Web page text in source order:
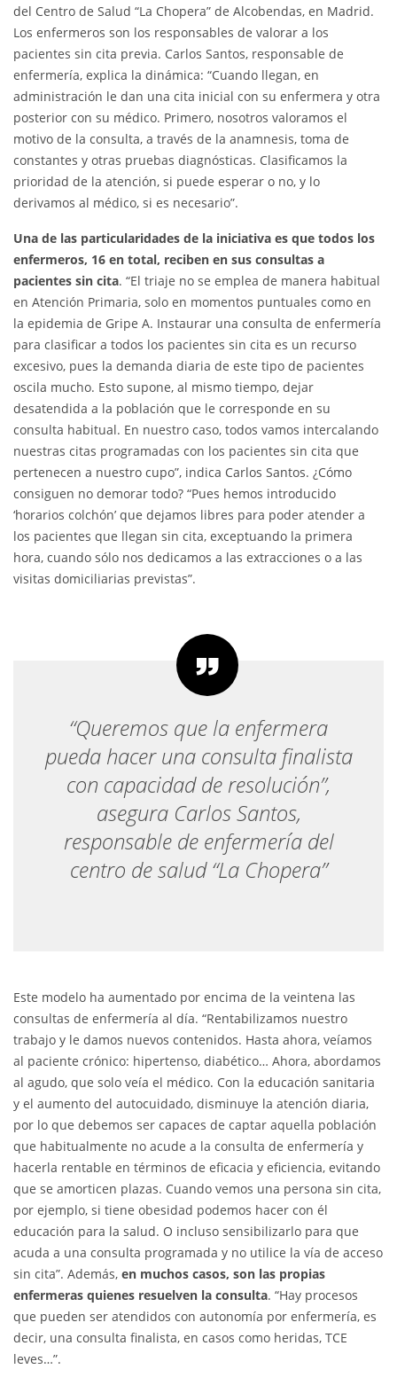
del Centro de Salud “La Chopera” de Alcobendas, en Madrid.
Los enfermeros son los responsables de valorar a los
pacientes sin cita previa. Carlos Santos, responsable de
enfermería, explica la dinámica: “Cuando llegan, en
administración le dan una cita inicial con su enfermera y otra
posterior con su médico. Primero, nosotros valoramos el
motivo de la consulta, a través de la anamnesis, toma de
constantes y otras pruebas diagnósticas. Clasificamos la
prioridad de la atención, si puede esperar o no, y lo
derivamos al médico, si es necesario”.
Una de las particularidades de la iniciativa es que todos los
enfermeros, 16 en total, reciben en sus consultas a
pacientes sin cita. “El triaje no se emplea de manera habitual
en Atención Primaria, solo en momentos puntuales como en
la epidemia de Gripe A. Instaurar una consulta de enfermería
para clasificar a todos los pacientes sin cita es un recurso
excesivo, pues la demanda diaria de este tipo de pacientes
oscila mucho. Esto supone, al mismo tiempo, dejar
desatendida a la población que le corresponde en su
consulta habitual. En nuestro caso, todos vamos intercalando
nuestras citas programadas con los pacientes sin cita que
pertenecen a nuestro cupo”, indica Carlos Santos. ¿Cómo
consiguen no demorar todo? “Pues hemos introducido
‘horarios colchón’ que dejamos libres para poder atender a
los pacientes que llegan sin cita, exceptuando la primera
hora, cuando sólo nos dedicamos a las extracciones o a las
visitas domiciliarias previstas”.
“Queremos que la enfermera
pueda hacer una consulta finalista
con capacidad de resolución”,
asegura Carlos Santos,
responsable de enfermería del
centro de salud “La Chopera”
Este modelo ha aumentado por encima de la veintena las
consultas de enfermería al día. “Rentabilizamos nuestro
trabajo y le damos nuevos contenidos. Hasta ahora, veíamos
al paciente crónico: hipertenso, diabético… Ahora, abordamos
al agudo, que solo veía el médico. Con la educación sanitaria
y el aumento del autocuidado, disminuye la atención diaria,
por lo que debemos ser capaces de captar aquella población
que habitualmente no acude a la consulta de enfermería y
hacerla rentable en términos de eficacia y eficiencia, evitando
que se amorticen plazas. Cuando vemos una persona sin cita,
por ejemplo, si tiene obesidad podemos hacer con él
educación para la salud. O incluso sensibilizarlo para que
acuda a una consulta programada y no utilice la vía de acceso
sin cita”. Además, en muchos casos, son las propias
enfermeras quienes resuelven la consulta. “Hay procesos
que pueden ser atendidos con autonomía por enfermería, es
decir, una consulta finalista, en casos como heridas, TCE
leves…”.